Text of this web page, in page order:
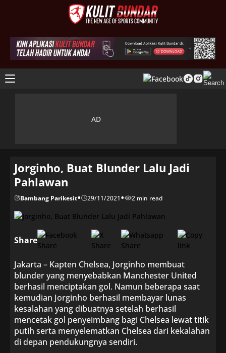
Jorginho, Buat Blunder Lalu Jadi
Pahlawan
Bambang Parikesit• 29/11/2021• 2 min read
Share
Jakarta – Kapten Chelsea, Jorginho membuat
blunder yang menyebabkan Manchester United
berhasil menciptakan gol. Namun beberapa saat
kemudian Jorginho berhasil membayar lunas
kesalahan yang dibuatnya setelah berhasil
mencetak gol penyeimbang bagi Chelsea lewat titik
putih serta menyelematkan Chelsea dari kekalahan
di depan pendukungnya sendiri.